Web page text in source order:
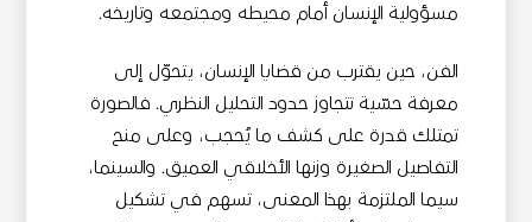
مسؤولية الإنسان أمام محيطه ومجتمعه وتاريخه.
الفن، حين يقترب من قضايا الإنسان، يتحوّل إلى
معرفة حسّية تتجاوز حدود التحليل النظري. فالصورة
تمتلك قدرة على كشف ما يُحجب، وعلى منح
التفاصيل الصغيرة وزنها الأخلاقي العميق. والسينما،
سيما الملتزمة بهذا المعنى، تسهم في تشكيل